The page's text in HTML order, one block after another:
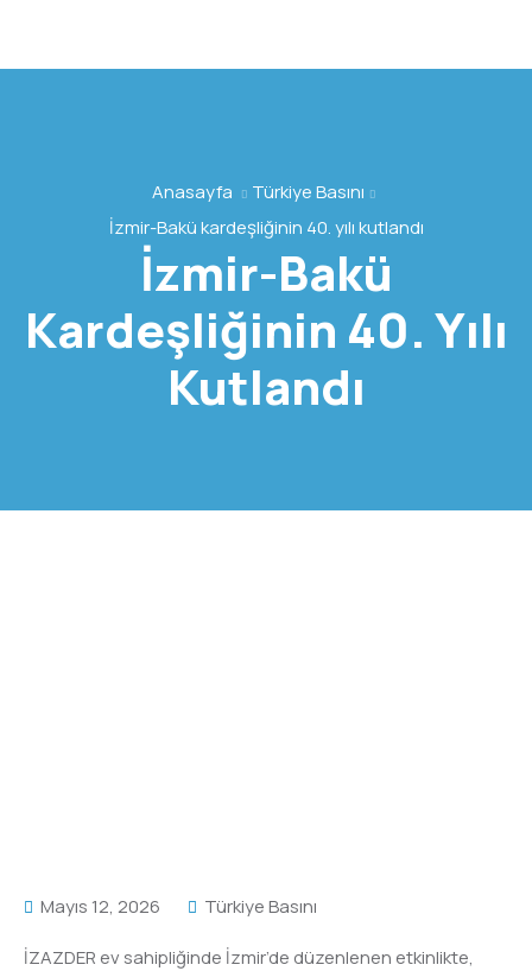
Anasayfa
Türkiye Basını
İzmir-Bakü kardeşliğinin 40. yılı kutlandı
İzmir-Bakü
Kardeşliğinin 40. Yılı
Kutlandı
Mayıs 12, 2026 Türkiye Basını
İZAZDER ev sahipliğinde İzmir’de düzenlenen etkinlikte,